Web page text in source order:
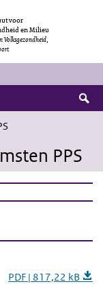
voor
en Milieu
Volksgezondheid,
PPS
PDF | 817,22 kB